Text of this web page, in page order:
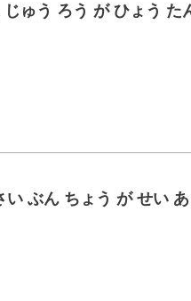
ゅう ろう が ひょう た
ぶん ちょう が せい